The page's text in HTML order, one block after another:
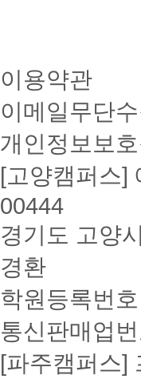
이용약관
이메일무단
개인정보보
[고양캠퍼스]
00444
경기도 고양
경환
학원등록번
통신판매업
[파주캠퍼스]